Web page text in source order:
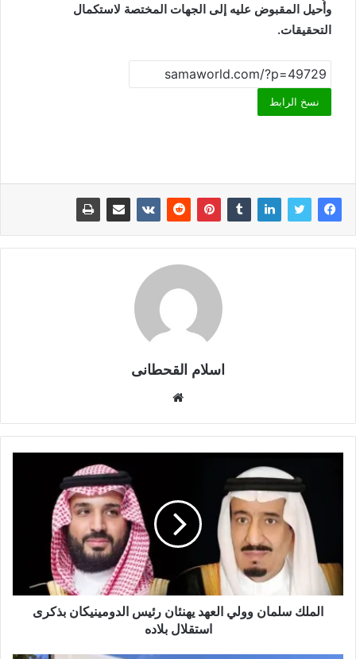
وأُحيل المقبوض عليه إلى الجهات المختصة لاستكمال
التحقيقات.
نسخ الرابط
اسلام القحطانى
ق
ع
و
ب
الملك سلمان وولي العهد يهنئان رئيس الدومينيكان بذكرى
استقلال بلاده